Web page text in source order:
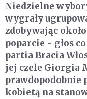
Niedzielne
wygrały
zdobywając
poparcie - głos
partia Bracia
jej czele Giorgia
prawdopodobnie
kobietą na